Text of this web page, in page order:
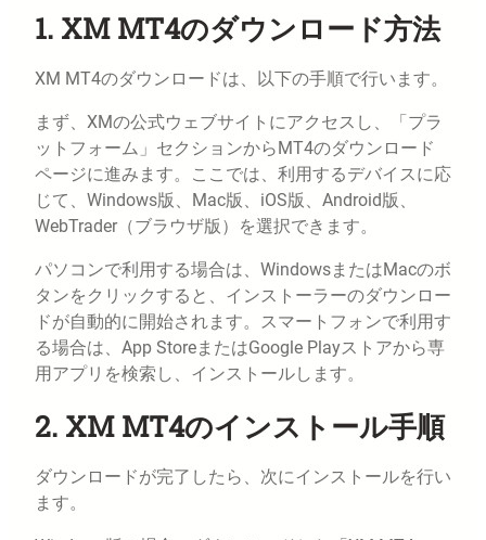
1. XM MT4のダウンロード方法
XM MT4のダウンロードは、以下の手順で行います。
まず、XMの公式ウェブサイトにアクセスし、「プラ
ットフォーム」セクションからMT4のダウンロード
ページに進みます。ここでは、利用するデバイスに応
じて、Windows版、Mac版、iOS版、Android版、
WebTrader（ブラウザ版）を選択できます。
パソコンで利用する場合は、WindowsまたはMacのボ
タンをクリックすると、インストーラーのダウンロー
ドが自動的に開始されます。スマートフォンで利用す
る場合は、App StoreまたはGoogle Playストアから専
用アプリを検索し、インストールします。
2. XM MT4のインストール手順
ダウンロードが完了したら、次にインストールを行い
ます。